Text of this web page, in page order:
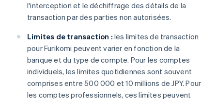
l'interception et le déchiffrage des détails de la
transaction par des parties non autorisées.
Limites de transaction : les limites de transaction
pour Furikomi peuvent varier en fonction de la
banque et du type de compte. Pour les comptes
individuels, les limites quotidiennes sont souvent
comprises entre 500 000 et 10 millions de JPY. Pour
les comptes professionnels, ces limites peuvent